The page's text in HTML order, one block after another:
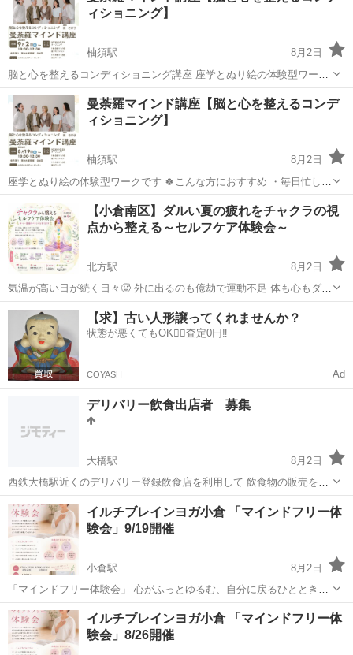
ィショニング】
柚須駅
8月2日
脳と心を整えるコンディショニング講座 座学とぬり絵の体験型ワーク
です 🍀こんな方におすすめ ・毎日忙しくて、頭や気持ちを整理したい
方 ・手帳やノートに日記を書くのが続かなかった方 ・人の目や評価を
気にせず集中できる趣味を持ち...
福岡 糟屋郡 柚須駅 ワークショップ 曼荼羅
曼荼羅マインド講座【脳と心を整えるコンデ
ィショニング】
柚須駅
8月2日
座学とぬり絵の体験型ワークです 🍀こんな方におすすめ ・毎日忙しく
て、頭や気持ちを整理したい方 ・手帳やノートに日記を書くのが続か
なかった方 ・人の目や評価を気にせず集中できる趣味を持ちたい方 ・
新しい癒しの時間を見つけたい...
福岡 柚須駅 ワークショップ 曼荼羅
【小倉南区】ダルい夏の疲れをチャクラの視
点から整える～セルフケア体験会～
北方駅
8月2日
気温が高い日が続く日々🥵 外に出るのも億劫で運動不足 体も心もダル
い日が続く そんな思いをしていませんか❓ 疲れやストレスが続くと、
体だけでなく脳や心の働きにも 影響が出やすくなります😫 東洋ではそ
の状態を 生命エネルギ...
福岡 北九州市 北方駅 ワークショップ
【求】古い人形譲ってくれませんか？
状態が悪くてもOK🙆‍♀️査定0円‼️
COYASH Ad
デリバリー飲食出店者 募集
大橋駅
8月2日
西鉄大橋駅近くのデリバリー登録飲食店を利用して 飲食物の販売をし
てみませんか？ ご興味がある方はお気軽にメッセージ下さい！ よろし
くお願いします。
福岡 福岡市 大橋駅 ワークショップ キッチンカー
イルチブレインヨガ小倉 「マインドフリー体
験会」9/19開催
小倉駅
8月2日
「マインドフリー体験会」 心がふっとゆるむ、自分に戻るひととき。
毎日を頑張っていると、 知らないうちに心も体も力が入っていません
か？ マインドフリー瞑想で、 日々のストレスや思考から少し離れて
自分...
福岡 北九州市 小倉駅 ワークショップ
イルチブレインヨガ
イルチブレインヨガ小倉 「マインドフリー体
験会」8/26開催